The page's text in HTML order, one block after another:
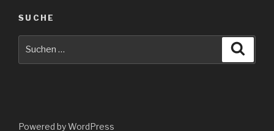
SUCHE
Powered by WordPress